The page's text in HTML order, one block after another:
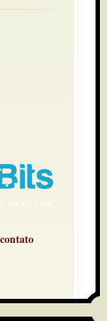
contato